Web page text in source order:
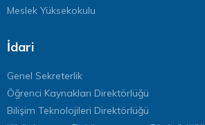
Meslek Yüksekokulu
İdari
Genel Sekreterlik
Öğrenci Kaynakları Direktörlüğü
Bilişim Teknolojileri Direktörlüğü